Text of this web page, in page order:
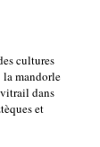
cultures
la mandorle
dans
et